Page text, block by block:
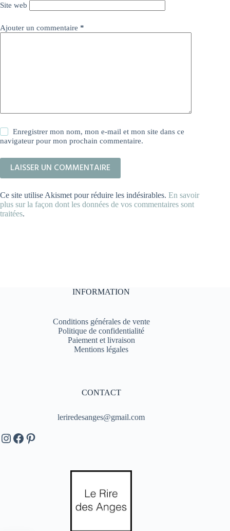
Site web
Ajouter un commentaire *
Enregistrer mon nom, mon e-mail et mon site dans ce
navigateur pour mon prochain commentaire.
LAISSER UN COMMENTAIRE
Ce site utilise Akismet pour réduire les indésirables. En savoir
plus sur la façon dont les données de vos commentaires sont
traitées.
INFORMATION
Conditions générales de vente
Politique de confidentialité
Paiement et livraison
Mentions légales
CONTACT
leriredesanges@gmail.com
Instagram
Facebook
Pinterest